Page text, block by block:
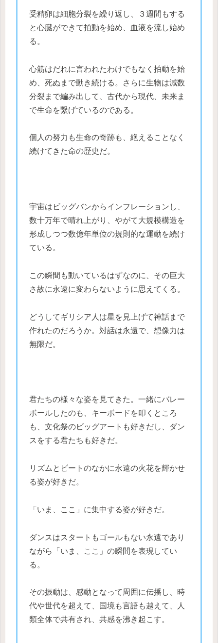
受精卵は細胞分裂を繰り返し、３週間もする
と心臓ができて拍動を始め、血液を流し始め
る。
心筋はだれに言われたわけでもなく拍動を始
め、死ぬまで動き続ける。さらに生物は減数
分裂まで編み出して、古代から現代、未来ま
で生命を繋げているのである。
個人の努力も生命の奇跡も、絶えることなく
続けてきた命の歴史だ。
宇宙はビッグバンからインフレーションし、
数十万年で晴れ上がり、やがて大規模構造を
形成しつつ数億年単位の規則的な運動を続け
ている。
この瞬間も動いているはずなのに、その巨大
さ故に永遠に変わらないように思えてくる。
どうしてギリシア人は星を見上げて神話まで
作れたのだろうか。対話は永遠で、想像力は
無限だ。
君たちの様々な姿を見てきた。一緒にバレー
ボールしたのも、キーボードを叩くところ
も、文化祭のビッグアートも好きだし、ダン
スをする君たちも好きだ。
リズムとビートのなかに永遠の火花を輝かせ
る姿が好きだ。
「いま、ここ」に集中する姿が好きだ。
ダンスはスタートもゴールもない永遠であり
ながら「いま、ここ」の瞬間を表現してい
る。
その振動は、感動となって周囲に伝播し、時
代や世代を超えて、国境も言語も越えて、人
類全体で共有され、共感を沸き起こす。